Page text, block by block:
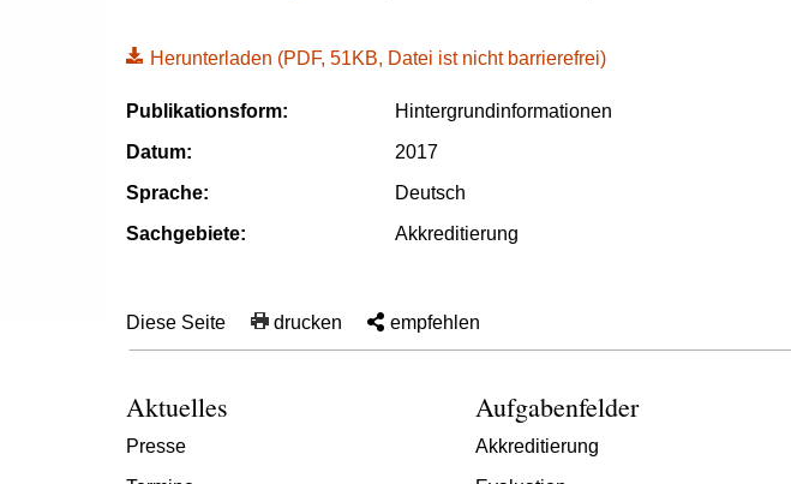
Herunterladen (PDF, 51KB, Datei ist nicht barrierefrei)
Publikationsform:
Hintergrundinformationen
Datum:
2017
Sprache:
Deutsch
Sachgebiete:
Akkreditierung
Diese Seite drucken empfehlen
Aktuelles
Presse
Aufgabenfelder
Akkreditierung